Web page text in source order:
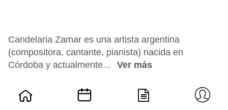
Candelaria Zamar es una artista argentina
(compositora, cantante, pianista) nacida en
Córdoba y actualmente...
Ver más